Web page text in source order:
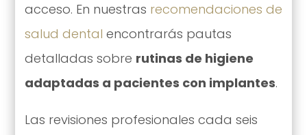
acceso. En nuestras recomendaciones de
salud dental encontrarás pautas
detalladas sobre rutinas de higiene
adaptadas a pacientes con implantes.
Las revisiones profesionales cada seis